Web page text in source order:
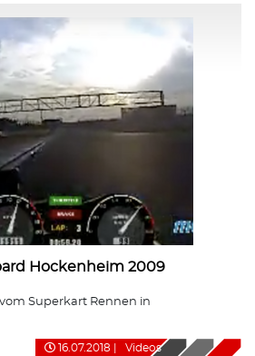
Hockenheim 2009
Superkart Rennen in
16.07.2018 Videos